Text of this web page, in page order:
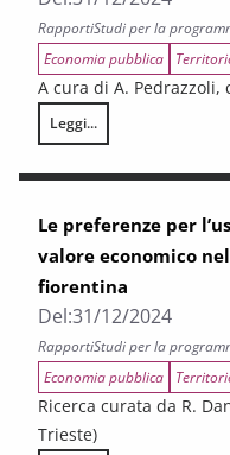
RapportiStudi per la
Economia pubblica
A cura di A.
Leggi...
Analisi e metodi a
Le preferenze per
valore economico
fiorentina
Del:31/12/2024
RapportiStudi per la
Economia pubblica
Ricerca curata da R.
Trieste)